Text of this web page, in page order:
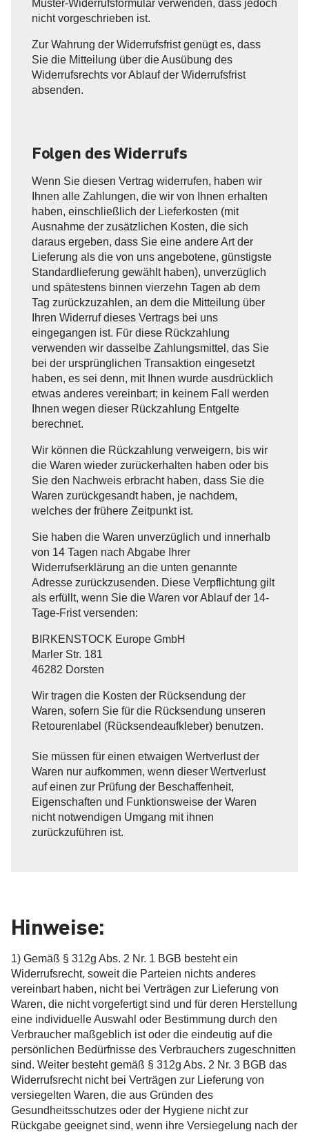
Muster-Widerrufsformular verwenden, dass jedoch
nicht vorgeschrieben ist.
Zur Wahrung der Widerrufsfrist genügt es, dass
Sie die Mitteilung über die Ausübung des
Widerrufsrechts vor Ablauf der Widerrufsfrist
absenden.
Folgen des Widerrufs
Wenn Sie diesen Vertrag widerrufen, haben wir
Ihnen alle Zahlungen, die wir von Ihnen erhalten
haben, einschließlich der Lieferkosten (mit
Ausnahme der zusätzlichen Kosten, die sich
daraus ergeben, dass Sie eine andere Art der
Lieferung als die von uns angebotene, günstigste
Standardlieferung gewählt haben), unverzüglich
und spätestens binnen vierzehn Tagen ab dem
Tag zurückzuzahlen, an dem die Mitteilung über
Ihren Widerruf dieses Vertrags bei uns
eingegangen ist. Für diese Rückzahlung
verwenden wir dasselbe Zahlungsmittel, das Sie
bei der ursprünglichen Transaktion eingesetzt
haben, es sei denn, mit Ihnen wurde ausdrücklich
etwas anderes vereinbart; in keinem Fall werden
Ihnen wegen dieser Rückzahlung Entgelte
berechnet.
Wir können die Rückzahlung verweigern, bis wir
die Waren wieder zurückerhalten haben oder bis
Sie den Nachweis erbracht haben, dass Sie die
Waren zurückgesandt haben, je nachdem,
welches der frühere Zeitpunkt ist.
Sie haben die Waren unverzüglich und innerhalb
von 14 Tagen nach Abgabe Ihrer
Widerrufserklärung an die unten genannte
Adresse zurückzusenden. Diese Verpflichtung gilt
als erfüllt, wenn Sie die Waren vor Ablauf der 14-
Tage-Frist versenden:
BIRKENSTOCK Europe GmbH
Marler Str. 181
46282 Dorsten
Wir tragen die Kosten der Rücksendung der
Waren, sofern Sie für die Rücksendung unseren
Retourenlabel (Rücksendeaufkleber) benutzen.
Sie müssen für einen etwaigen Wertverlust der
Waren nur aufkommen, wenn dieser Wertverlust
auf einen zur Prüfung der Beschaffenheit,
Eigenschaften und Funktionsweise der Waren
nicht notwendigen Umgang mit ihnen
zurückzuführen ist.
Hinweise:
1) Gemäß § 312g Abs. 2 Nr. 1 BGB besteht ein
Widerrufsrecht, soweit die Parteien nichts anderes
vereinbart haben, nicht bei Verträgen zur Lieferung von
Waren, die nicht vorgefertigt sind und für deren Herstellung
eine individuelle Auswahl oder Bestimmung durch den
Verbraucher maßgeblich ist oder die eindeutig auf die
persönlichen Bedürfnisse des Verbrauchers zugeschnitten
sind. Weiter besteht gemäß § 312g Abs. 2 Nr. 3 BGB das
Widerrufsrecht nicht bei Verträgen zur Lieferung von
versiegelten Waren, die aus Gründen des
Gesundheitsschutzes oder der Hygiene nicht zur
Rückgabe geeignet sind, wenn ihre Versiegelung nach der